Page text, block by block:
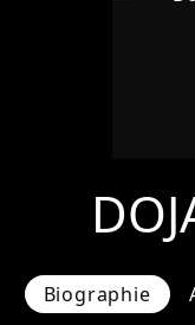
Biographie